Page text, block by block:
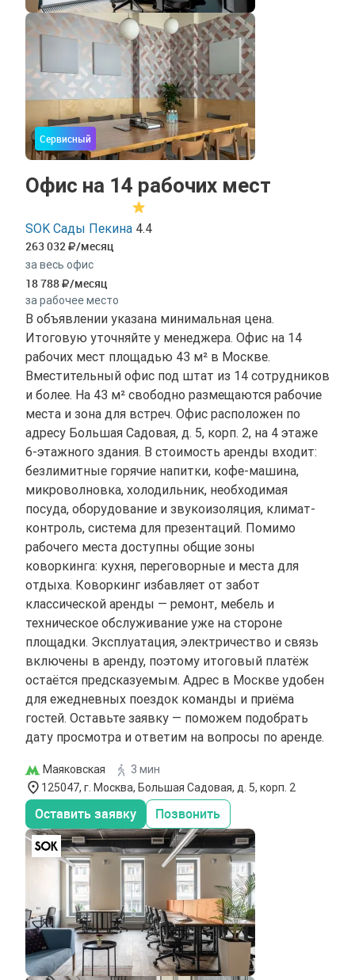
Сервисный
Офис на 14 рабочих мест
SOK Сады Пекина 4.4
263 032 /месяц
за весь офис
18 788 /месяц
за рабочее место
В объявлении указана минимальная цена.
Итоговую уточняйте у менеджера. Офис на 14
рабочих мест площадью 43 м² в Москве.
Вместительный офис под штат из 14 сотрудников
и более. На 43 м² свободно размещаются рабочие
места и зона для встреч. Офис расположен по
адресу Большая Садовая, д. 5, корп. 2, на 4 этаже
6-этажного здания. В стоимость аренды входит:
безлимитные горячие напитки, кофе-машина,
микроволновка, холодильник, необходимая
посуда, оборудование и звукоизоляция, климат-
контроль, система для презентаций. Помимо
рабочего места доступны общие зоны
коворкинга: кухня, переговорные и места для
отдыха. Коворкинг избавляет от забот
классической аренды — ремонт, мебель и
техническое обслуживание уже на стороне
площадки. Эксплуатация, электричество и связь
включены в аренду, поэтому итоговый платёж
остаётся предсказуемым. Адрес в Москве удобен
для ежедневных поездок команды и приёма
гостей. Оставьте заявку — поможем подобрать
дату просмотра и ответим на вопросы по аренде.
Маяковская
3 мин
125047, г. Москва, Большая Садовая, д. 5, корп. 2
Оставить заявку Позвонить